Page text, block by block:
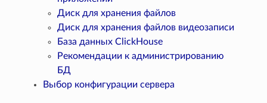
Диск для хранения файлов
Диск для хранения файлов видеозаписи
База данных ClickHouse
Рекомендации к администрированию
БД
Выбор конфигурации сервера